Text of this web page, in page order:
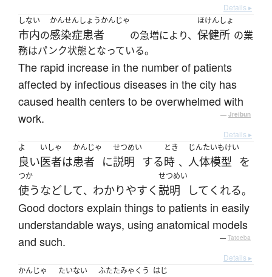
Details ▸
しない
市内の
かんせんしょうかんじゃ
感染症患者 の急増により、
ほけんしょ
保健所 の業
務はパンク状態となっている。
The rapid increase in the number of patients
affected by infectious diseases in the city has
caused health centers to be overwhelmed with
work.
— Jreibun
Details ▸
よ
良い
いしゃ
医者は
かんじゃ
患者 に
せつめい
説明 する
とき
時 、
じんたいもけい
人体模型 を
つか
使うなどして、 わかりやすく
せつめい
説明 して くれる。
Good doctors explain things to patients in easily
understandable ways, using anatomical models
and such.
— Tatoeba
Details ▸
かんじゃ
たいない ふたたみゃくう はじ